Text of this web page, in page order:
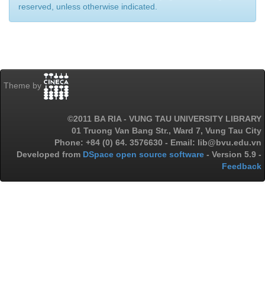
reserved, unless otherwise indicated.
Theme by
©2011 BA RIA - VUNG TAU UNIVERSITY LIBRARY
01 Truong Van Bang Str., Ward 7, Vung Tau City
Phone: +84 (0) 64. 3576630 - Email: lib@bvu.edu.vn
Developed from DSpace open source software - Version 5.9 -
Feedback